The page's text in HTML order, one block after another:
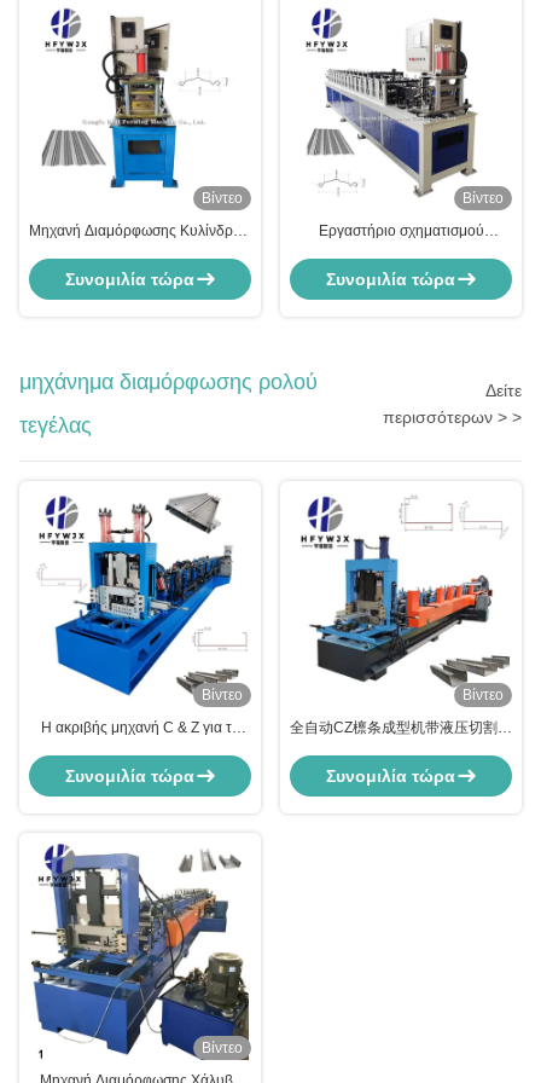
Βίντεο
Μηχανή Διαμόρφωσης Κυλίνδρων
Ταχύτητας με Σύστημα Ελέγχου
PLC και Πλάκα Τοίχου 16mm
Συνομιλία τώρα
Βίντεο
Εργαστήριο σχηματισμού
6m/min
Συνομιλία τώρα
μηχάνημα διαμόρφωσης ρολού
τεγέλας
Δείτε
περισσότερων > >
Βίντεο
Η ακριβής μηχανή C & Z για το
υψηλή αντοχή στην παραγωγή
χάλυβα
Συνομιλία τώρα
Βίντεο
全自动CZ檩条成型机带液压切割和
Συνομιλία τώρα
Βίντεο